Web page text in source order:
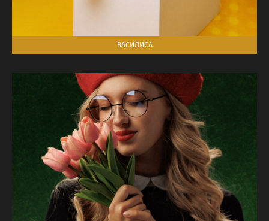
ВАСИЛИСА